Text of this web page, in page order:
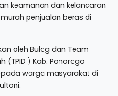
keamanan dan kelancaran
penjualan beras di
oleh Bulog dan Team
(TPID ) Kab. Ponorogo
warga masyarakat di